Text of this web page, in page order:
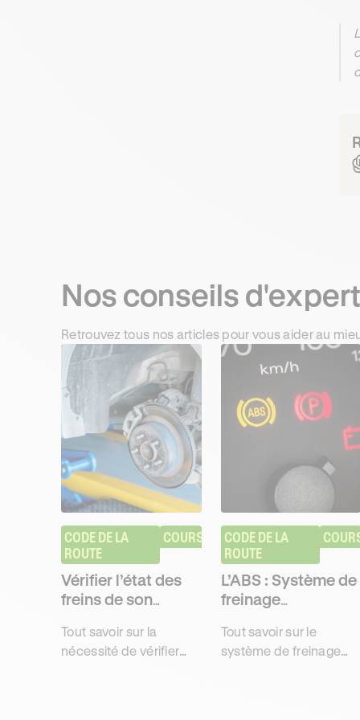
Nos conseils
Retrouvez tous nos articles pour vous aider au
CODE DE LA
ROUTE
COURS
Vérifier l’état des
freins de son
Tout savoir sur la
nécessité de vérifier
CODE DE LA
ROUTE
COURS
L’ABS : Système de
freinage
Tout savoir sur le
système de freinage